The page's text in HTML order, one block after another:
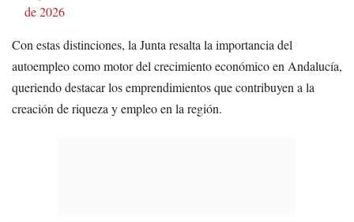
de 2026
Con estas distinciones, la Junta resalta la importancia del
autoempleo como motor del crecimiento económico en Andalucía,
queriendo destacar los emprendimientos que contribuyen a la
creación de riqueza y empleo en la región.